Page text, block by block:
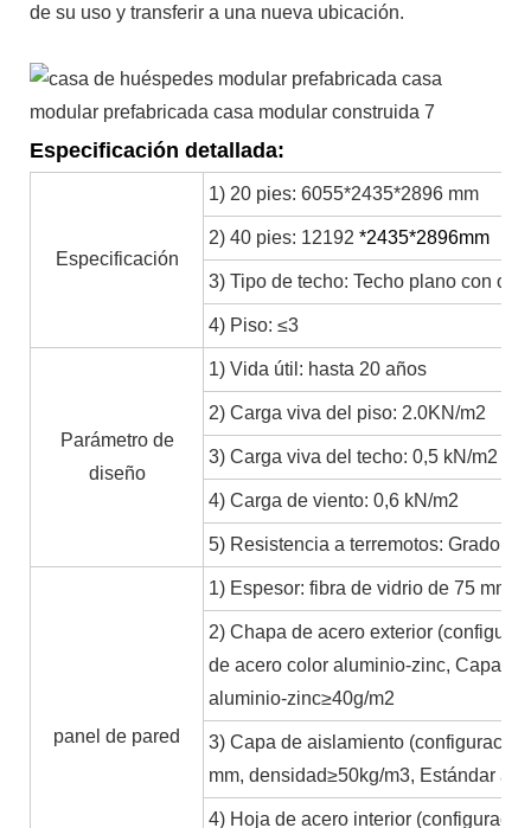
de su uso y transferir a una nueva ubicación.
Especificación detallada:
Especificación
1) 20 pies: 6055*2435*2896 mm
2) 40 pies: 12192 *2435*2896mm
3) Tipo de techo: Techo plano con
4) Piso: ≤3
Parámetro de
diseño
1) Vida útil: hasta 20 años
2) Carga viva del piso: 2.0KN/m2
3) Carga viva del techo: 0,5 kN/m2
4) Carga de viento: 0,6 kN/m2
5) Resistencia a terremotos: Grado 8,
panel de pared
1) Espesor: fibra de vidrio de 75 mm
2) Chapa de acero exterior
de acero color aluminio-zinc, Capa
aluminio-zinc≥40g/m2
3) Capa de aislamiento
mm, densidad≥50kg/m3, Estándar a
4) Hoja de acero interior